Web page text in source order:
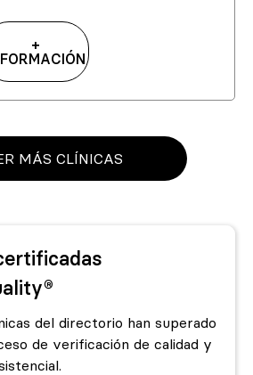
+
MÁS CLÍNICAS
del directorio han superado
de verificación de calidad y